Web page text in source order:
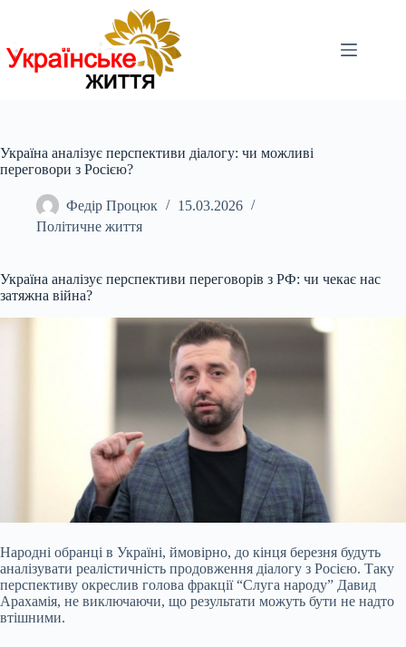
Україна аналізує перспективи діалогу: чи можливі
переговори з Росією?
Федір Процюк
15.03.2026
Політичне життя
Україна аналізує перспективи переговорів з РФ: чи чекає нас
затяжна війна?
Народні обранці в Україні, ймовірно, до кінця березня будуть
аналізувати реалістичність продовження діалогу з Росією. Таку
перспективу окреслив голова фракції “Слуга народу” Давид
Арахамія, не виключаючи, що результати можуть бути не надто
втішними.